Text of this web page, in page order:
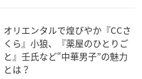
オリエンタルで煌びやか『CCさ
くら』小狼、『薬屋のひとりご
と』壬氏など“中華男子”の魅力
とは？